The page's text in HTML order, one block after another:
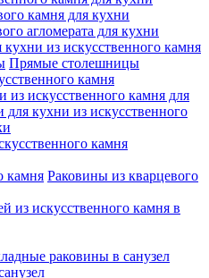
камня для кухни
агломерата для кухни
из искусственного камня
Прямые столешницы
камня
искусственного камня для
кухни из искусственного
камня
камня Раковины из кварцевого
из искусственного камня в
раковины в санузел